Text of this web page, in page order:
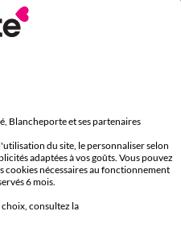
fois
Relay uniquement
au samedi
Blancheporte et ses partenaires
du site, le personnaliser selon
adaptées à vos goûts. Vous pouvez
cookies nécessaires au fonctionnement
6 mois.
consultez la